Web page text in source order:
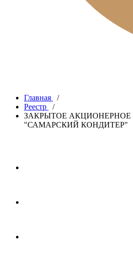
Главная
/
Реестр
/
ЗАКРЫТОЕ
"САМАРСКИЙ КОНДИТЕР"